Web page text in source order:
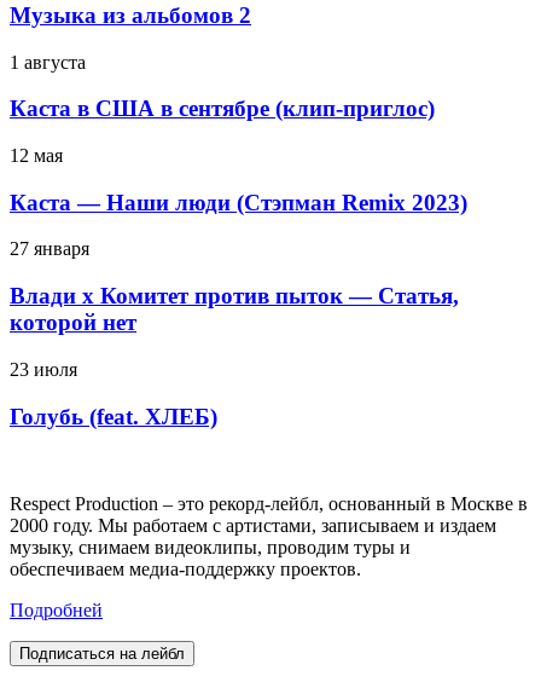
Музыка из альбомов 2
1 августа
Каста в США в сентябре (клип-приглос)
12 мая
Каста — Наши люди (Стэпман Remix 2023)
27 января
Влади х Комитет против пыток — Статья,
которой нет
23 июля
Голубь (feat. ХЛЕБ)
Respect Production – это рекорд-лейбл, основанный в Москве в
2000 году. Мы работаем с артистами, записываем и издаем
музыку, снимаем видеоклипы, проводим туры и
обеспечиваем медиа-поддержку проектов.
Подробней
Подписаться на лейбл